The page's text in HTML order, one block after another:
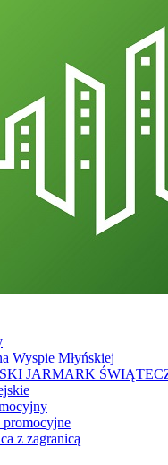
Wyspie Młyńskiej
JARMARK
promocyjne
z zagranicą